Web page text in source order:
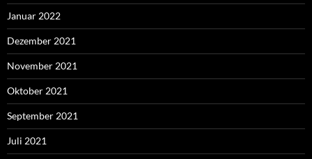
Januar 2022
Dezember 2021
November 2021
Oktober 2021
September 2021
Juli 2021